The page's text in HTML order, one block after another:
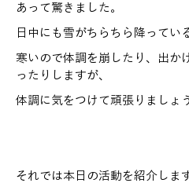
あって驚きました。
日中にも雪がちらちら降ってい
寒いので体調を崩したり、出か
ったりしますが、
体調に気をつけて頑張りましょ
それでは本日の活動を紹介しま